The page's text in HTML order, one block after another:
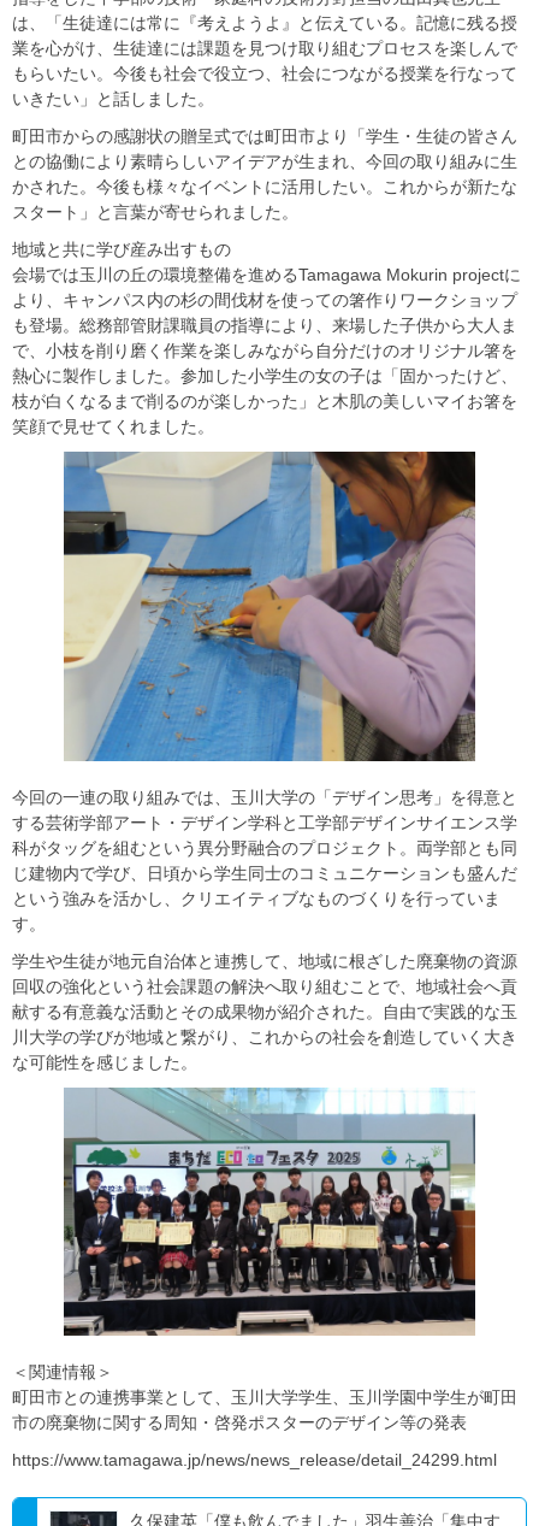
は、「生徒達には常に『考えようよ』と伝えている。記憶に残る授
業を心がけ、生徒達には課題を見つけ取り組むプロセスを楽しんで
もらいたい。今後も社会で役立つ、社会につながる授業を行なって
いきたい」と話しました。
町田市からの感謝状の贈呈式では町田市より「学生・生徒の皆さん
との協働により素晴らしいアイデアが生まれ、今回の取り組みに生
かされた。今後も様々なイベントに活用したい。これからが新たな
スタート」と言葉が寄せられました。
地域と共に学び産み出すもの
会場では玉川の丘の環境整備を進めるTamagawa Mokurin projectに
より、キャンパス内の杉の間伐材を使っての箸作りワークショップ
も登場。総務部管財課職員の指導により、来場した子供から大人ま
で、小枝を削り磨く作業を楽しみながら自分だけのオリジナル箸を
熱心に製作しました。参加した小学生の女の子は「固かったけど、
枝が白くなるまで削るのが楽しかった」と木肌の美しいマイお箸を
笑顔で見せてくれました。
今回の一連の取り組みでは、玉川大学の「デザイン思考」を得意と
する芸術学部アート・デザイン学科と工学部デザインサイエンス学
科がタッグを組むという異分野融合のプロジェクト。両学部とも同
じ建物内で学び、日頃から学生同士のコミュニケーションも盛んだ
という強みを活かし、クリエイティブなものづくりを行っていま
す。
学生や生徒が地元自治体と連携して、地域に根ざした廃棄物の資源
回収の強化という社会課題の解決へ取り組むことで、地域社会へ貢
献する有意義な活動とその成果物が紹介された。自由で実践的な玉
川大学の学びが地域と繋がり、これからの社会を創造していく大き
な可能性を感じました。
＜関連情報＞
町田市との連携事業として、玉川大学学生、玉川学園中学生が町田
市の廃棄物に関する周知・啓発ポスターのデザイン等の発表
https://www.tamagawa.jp/news/news_release/detail_24299.html
久保建英「僕も飲んでました」羽生善治「集中す